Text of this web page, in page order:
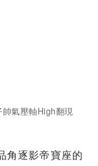
氣壓軸High翻現
角逐影帝寶座的